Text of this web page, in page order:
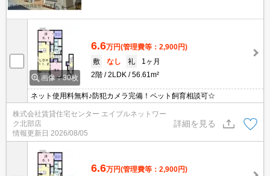
画像：30枚
6.6万円(管理費等：2,900円)
敷
なし 礼
1ヶ月
2階
2LDK 56.61m²
ネット使用料無料♪防犯カメラ完備！ペット飼育相談可☆
株式会社賃貸住宅センター エイブルネットワー
ク北部店
情報更新日 2026/08/05
詳細を見る
6.6万円(管理費等：2,900円)